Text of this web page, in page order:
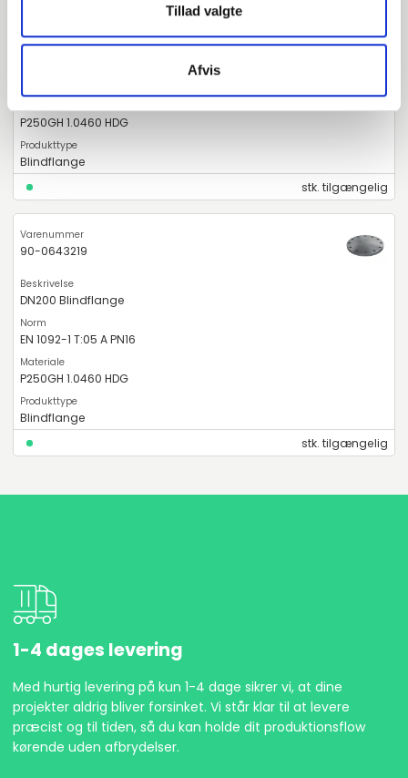
Tillad valgte
Afvis
DN200 Blindflange
P250GH 1.0460 HDG
Blindflange
stk. tilgængelig
90-0643219
DN200 Blindflange
EN 1092-1 T:05 A PN16
P250GH 1.0460 HDG
Blindflange
stk. tilgængelig
1-4 dages levering
Med hurtig levering på kun 1-4 dage sikrer vi, at dine
projekter aldrig bliver forsinket. Vi står klar til at levere
præcist og til tiden, så du kan holde dit produktionsflow
kørende uden afbrydelser.